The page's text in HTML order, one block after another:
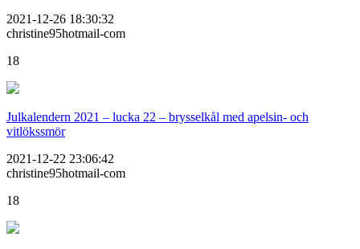
2021-12-26 18:30:32
christine95hotmail-com
18
Julkalendern 2021 – lucka 22 – brysselkål med apelsin- och
vitlökssmör
2021-12-22 23:06:42
christine95hotmail-com
18